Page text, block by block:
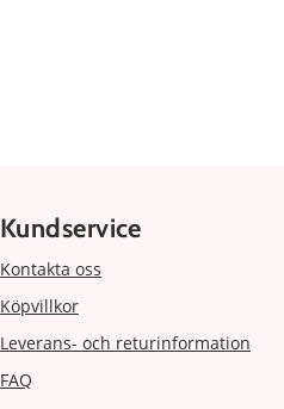
Kundservice
Kontakta oss
Köpvillkor
Leverans- och returinformation
FAQ